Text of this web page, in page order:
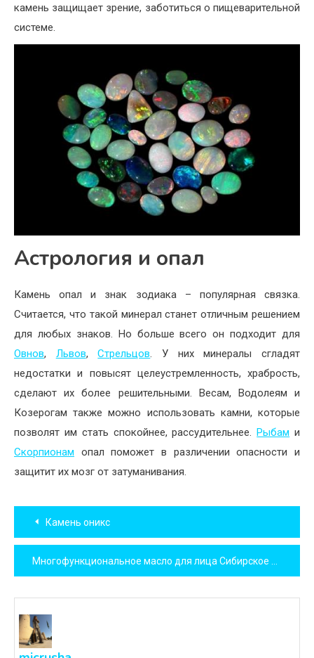
камень защищает зрение, заботиться о пищеварительной
системе.
Астрология и опал
Камень опал и знак зодиака – популярная связка.
Считается, что такой минерал станет отличным решением
для любых знаков. Но больше всего он подходит для
Овнов, Львов,Стрельцов. У них минералы сгладят
недостатки и повысят целеустремленность, храбрость,
сделают их более решительными. Весам, Водолеям и
Козерогам также можно использовать камни, которые
позволят им стать спокойнее, рассудительнее. Рыбам и
Скорпионам опал поможет в различении опасности и
защитит их мозг от затуманивания.
Навигация
по
записям
Камень оникс
Многофункциональное масло для лица Сибирское здоровье